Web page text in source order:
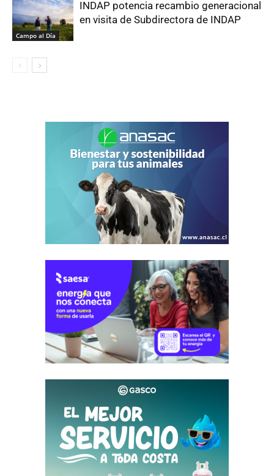
Campo al Día
INDAP potencia recambio generacional
en visita de Subdirectora de INDAP